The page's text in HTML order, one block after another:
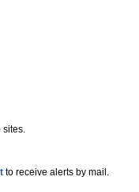
sites.
to receive alerts by mail.